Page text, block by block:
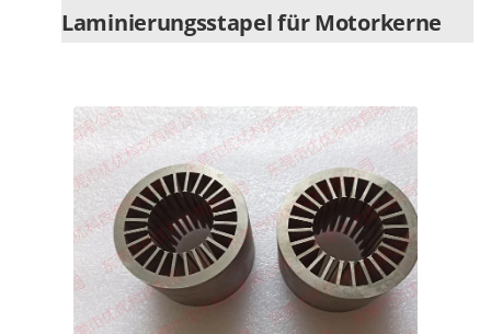
Laminierungsstapel für Motorkerne